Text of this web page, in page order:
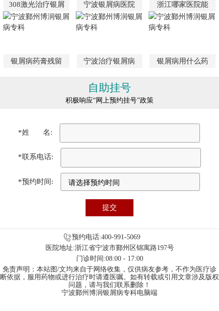
308激光治疗银屑 宁波银屑病医院 浙江哪家医院能
银屑病药膏残留 宁波治疗银屑病 银屑病用什么药
自助挂号
积极响应“网上预约挂号”政策
*姓 名:
*联系电话:
*预约时间:
预约电话:400-991-5069
医院地址:浙江省宁波市鄞州区锦寓路197号
门诊时间:08:00 - 17:00
免责声明：本站图/文均来自于网络收集，仅供病友参考，不作为医疗诊
断依据，服用药物或进行治疗时请遵医嘱。如有转载或引用文章涉及版权
问题，请与我们联系删除！
宁波鄞州博润银屑病专科电脑端